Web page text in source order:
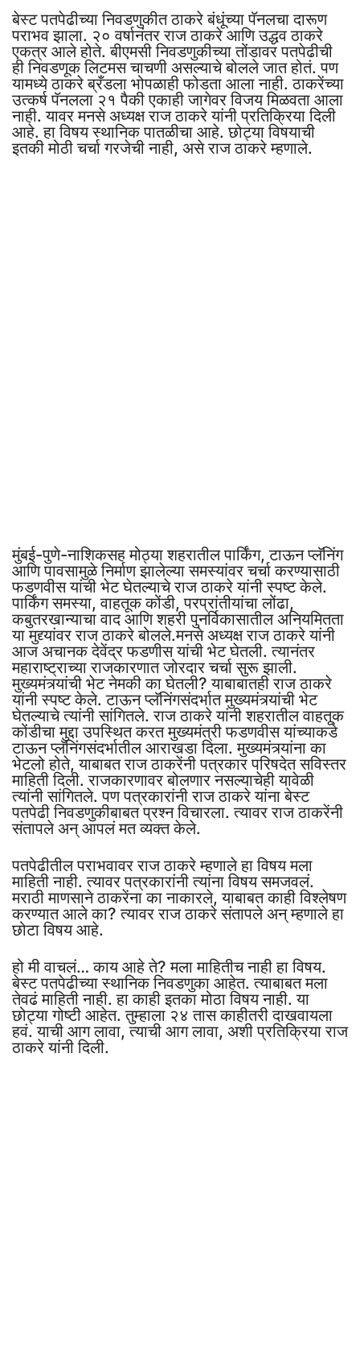
बेस्ट पतपेढीच्या निवडणुकीत ठाकरे बंधूंच्या पॅनलचा दारूण
पराभव झाला. २० वर्षानंतर राज ठाकरे आणि उद्धव ठाकरे
एकत्र आले होते. बीएमसी निवडणुकीच्या तोंडावर पतपेढीची
ही निवडणूक लिटमस चाचणी असल्याचे बोलले जात होतं. पण
यामध्ये ठाकरे ब्रँडला भोपळाही फोडता आला नाही. ठाकरेंच्या
उत्कर्ष पॅनलला २१ पैकी एकाही जागेवर विजय मिळवता आला
नाही. यावर मनसे अध्यक्ष राज ठाकरे यांनी प्रतिक्रिया दिली
आहे. हा विषय स्थानिक पातळीचा आहे. छोट्या विषयाची
इतकी मोठी चर्चा गरजेची नाही, असे राज ठाकरे म्हणाले.
मुंबई-पुणे-नाशिकसह मोठ्या शहरातील पार्किंग, टाऊन प्लॅनिंग
आणि पावसामुळे निर्माण झालेल्या समस्यांवर चर्चा करण्यासाठी
फडणवीस यांची भेट घेतल्याचे राज ठाकरे यांनी स्पष्ट केले.
पार्किंग समस्या, वाहतूक कोंडी, परप्रांतीयांचा लोंढा,
कबुतरखान्याचा वाद आणि शहरी पुनर्विकासातील अनियमितता
या मुद्द्यांवर राज ठाकरे बोलले.मनसे अध्यक्ष राज ठाकरे यांनी
आज अचानक देवेंद्र फडणीस यांची भेट घेतली. त्यानंतर
महाराष्ट्राच्या राजकारणात जोरदार चर्चा सुरू झाली.
मुख्यमंत्र्यांची भेट नेमकी का घेतली? याबाबातही राज ठाकरे
यांनी स्पष्ट केले. टाऊन प्लॅनिंगसंदर्भात मुख्यमंत्र्यांची भेट
घेतल्याचे त्यांनी सांगितले. राज ठाकरे यांनी शहरातील वाहतूक
कोंडीचा मुद्दा उपस्थित करत मुख्यमंत्री फडणवीस यांच्याकडे
टाऊन प्लॅनिंगसंदर्भातील आराखडा दिला. मुख्यमंत्र्यांना का
भेटलो होते, याबाबत राज ठाकरेंनी पत्रकार परिषदेत सविस्तर
माहिती दिली. राजकारणावर बोलणार नसल्याचेही यावेळी
त्यांनी सांगितले. पण पत्रकारांनी राज ठाकरे यांना बेस्ट
पतपेढी निवडणुकीबाबत प्रश्न विचारला. त्यावर राज ठाकरेंनी
संतापले अन् आपलं मत व्यक्त केले.
पतपेढीतील पराभवावर राज ठाकरे म्हणाले हा विषय मला
माहिती नाही. त्यावर पत्रकारांनी त्यांना विषय समजवलं.
मराठी माणसाने ठाकरेंना का नाकारले, याबाबत काही विश्लेषण
करण्यात आले का? त्यावर राज ठाकरे संतापले अन् म्हणाले हा
छोटा विषय आहे.
हो मी वाचलं… काय आहे ते? मला माहितीच नाही हा विषय.
बेस्ट पतपेढीच्या स्थानिक निवडणुका आहेत. त्याबाबत मला
तेवढं माहिती नाही. हा काही इतका मोठा विषय नाही. या
छोट्या गोष्टी आहेत. तुम्हाला २४ तास काहीतरी दाखवायला
हवं. याची आग लावा, त्याची आग लावा, अशी प्रतिक्रिया राज
ठाकरे यांनी दिली.